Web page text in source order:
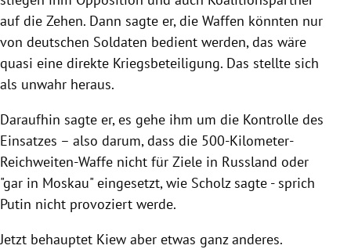
auf die Zehen. Dann sagte er, die Waffen könnten nur
von deutschen Soldaten bedient werden, das wäre
quasi eine direkte Kriegsbeteiligung. Das stellte sich
als unwahr heraus.
Daraufhin sagte er, es gehe ihm um die Kontrolle des
Einsatzes – also darum, dass die 500-Kilometer-
Reichweiten-Waffe nicht für Ziele in Russland oder
"gar in Moskau" eingesetzt, wie Scholz sagte - sprich
Putin nicht provoziert werde.
Jetzt behauptet Kiew aber etwas ganz anderes.